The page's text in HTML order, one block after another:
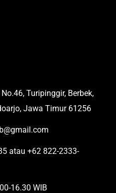
Turipinggir, Berbek,
Jawa Timur 61256
atau +62 822-2333-
16.30 WIB